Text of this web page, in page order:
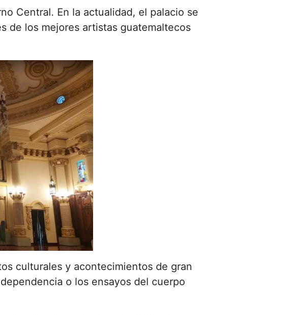
Central. En la actualidad, el palacio se
de los mejores artistas guatemaltecos
culturales y acontecimientos de gran
o los ensayos del cuerpo